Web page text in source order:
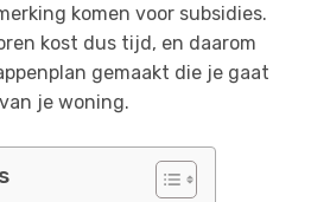
komen voor subsidies.
kost dus tijd, en daarom
gemaakt die je gaat
je woning.